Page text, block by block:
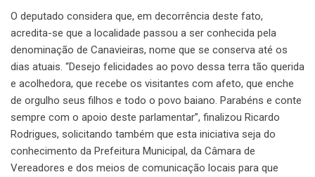
O deputado considera que, em decorrência deste fato,
acredita-se que a localidade passou a ser conhecida pela
denominação de Canavieiras, nome que se conserva até os
dias atuais. “Desejo felicidades ao povo dessa terra tão querida
e acolhedora, que recebe os visitantes com afeto, que enche
de orgulho seus filhos e todo o povo baiano. Parabéns e conte
sempre com o apoio deste parlamentar”, finalizou Ricardo
Rodrigues, solicitando também que esta iniciativa seja do
conhecimento da Prefeitura Municipal, da Câmara de
Vereadores e dos meios de comunicação locais para que